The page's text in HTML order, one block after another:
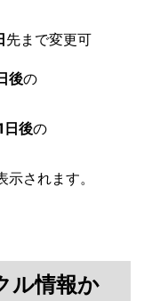
先まで変更可
後の
日後の
されます。
ル情報か